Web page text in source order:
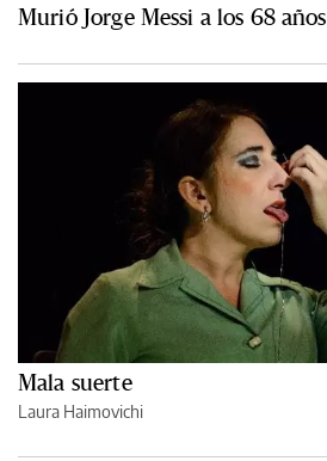
Murió Jorge Messi a los 68 años
Mala suerte
Laura Haimovichi